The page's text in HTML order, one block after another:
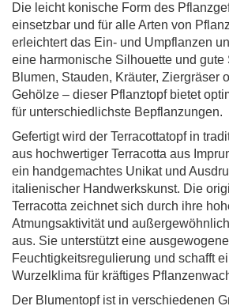
Die leicht konische Form des
einsetzbar und für alle Arten von
erleichtert das Ein- und Umpflanzen
eine harmonische Silhouette und gute
Blumen, Stauden, Kräuter, Ziergräser
Gehölze – dieser Pflanztopf bietet
für unterschiedlichste Bepflanzungen.
Gefertigt wird der Terracottatopf in
aus hochwertiger Terracotta aus
ein handgemachtes Unikat und
italienischer Handwerkskunst. Die
Terracotta zeichnet sich durch ihre
Atmungsaktivität und
aus. Sie unterstützt eine ausgewogene
Feuchtigkeitsregulierung und schafft
Wurzelklima für kräftiges
Der Blumentopf ist in verschiedenen